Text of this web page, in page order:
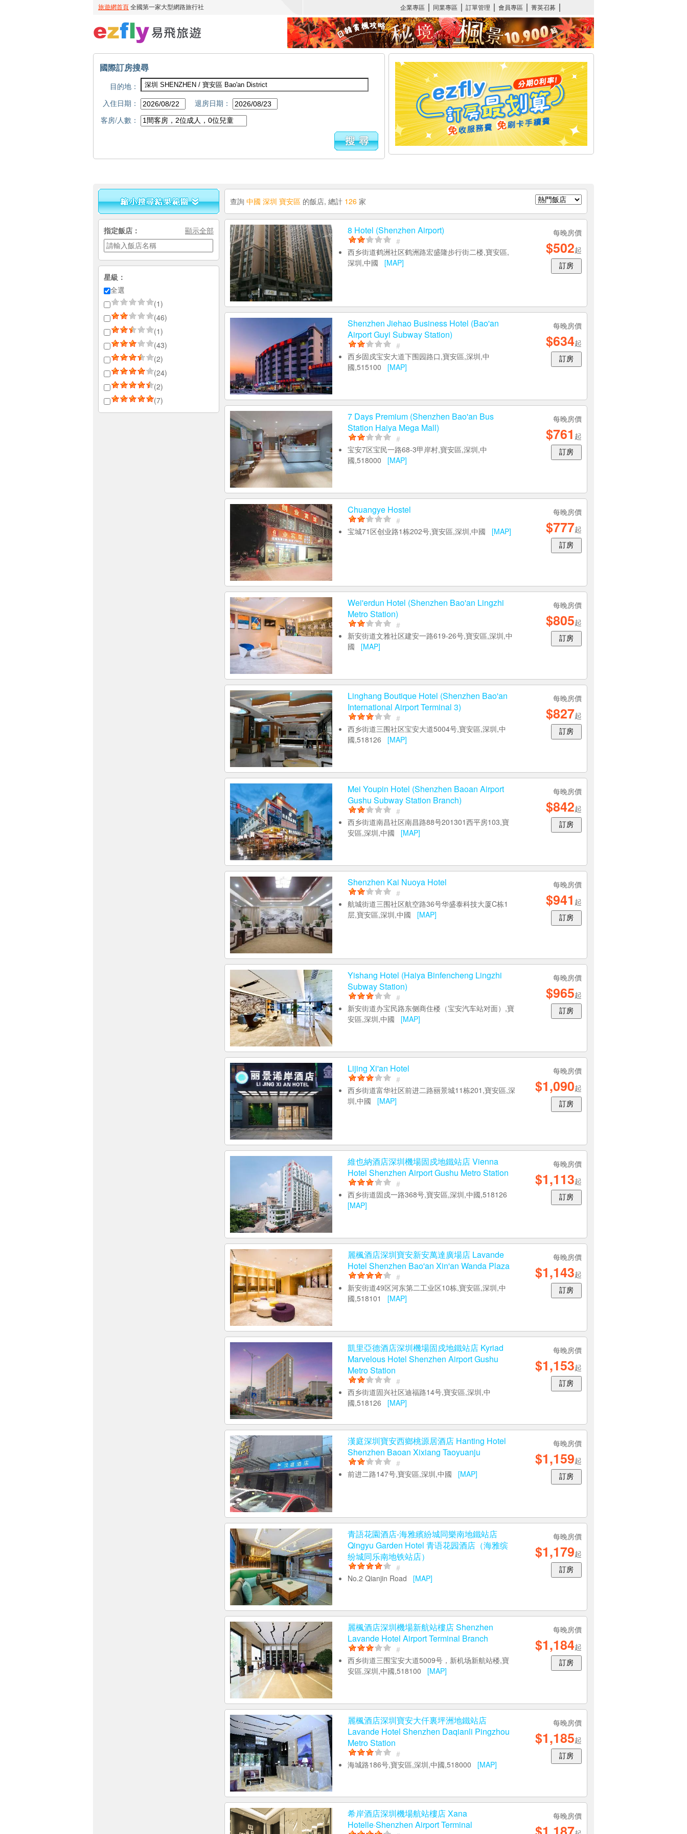
國際訂房搜尋
目的地：
入住日期：
退房日期：
客房/人數：
指定飯店： 顯示全部
星級：
全選
(1)
(46)
(1)
(43)
(2)
(24)
(2)
(7)
查詢 中國 深圳 寶安區 的飯店, 總計 126 家
每晚房價
$502起
訂房
8 Hotel (Shenzhen Airport)
#
西乡街道鹤洲社区鹤洲路宏盛隆步行街二楼,寶安區,
深圳,中國 [MAP]
每晚房價
$634起
訂房
Shenzhen Jiehao Business Hotel (Bao'an
Airport Guyi Subway Station)
#
西乡固戍宝安大道下围园路口,寶安區,深圳,中
國,515100 [MAP]
每晚房價
$761 起
訂房
7 Days Premium (Shenzhen Bao'an Bus
Station Haiya Mega Mall)
#
宝安7区宝民一路68-3甲岸村,寶安區,深圳,中
國,518000 [MAP]
每晚房價
$777起
訂房
Chuangye Hostel
#
宝城71区创业路1栋202号,寶安區,深圳,中國 [MAP]
每晚房價
$805起
訂房
Wei'erdun Hotel (Shenzhen Bao'an Lingzhi
Metro Station)
#
新安街道文雅社区建安一路619-26号,寶安區,深圳,中
國 [MAP]
每晚房價
$822起
訂房
Xing Hang Heng Yue Hotel (Shenzhen Airport
Terminal T3)
#
航城街道三围社区航空路22号,寶安區,深圳,中國
[MAP]
每晚房價
$827起
訂房
Linghang Boutique Hotel (Shenzhen Bao'an
International Airport Terminal 3)
#
西乡街道三围社区宝安大道5004号,寶安區,深圳,中
國,518126[MAP]
每晚房價
$842 起
訂房
Mei Youpin Hotel (Shenzhen Baoan Airport
Gushu Subway Station Branch)
#
西乡街道南昌社区南昌路88号201301西平房103,寶
每晚房價
$941起
訂房
Shenzhen Kai Nuoya Hotel
#
航城街道三围社区航空路36号华盛泰科技大厦C栋1
层,寶安區,深圳,中國[MAP]
每晚房價
$965起
訂房
Yishang Hotel (Haiya Binfencheng Lingzhi
Subway Station)
#
新安街道办宝民路东侧商住楼（宝安汽车站对面）,寶
每晚房價
$1,090起
訂房
Lijing Xi'an Hotel
#
西乡街道富华社区前进二路丽景城11栋201,寶安區,深
圳,中國[MAP]
每晚房價
$1,113起
訂房
維也納酒店深圳機場固戍地鐵站店 Vienna
Hotel Shenzhen Airport Gushu Metro Station
#
西乡街道固戍一路368号,寶安區,深圳,中國,518126
[MAP]
每晚房價
$1,143起
訂房
麗楓酒店深圳寶安新安萬達廣場店 Lavande
Hotel Shenzhen Bao'an Xin'an Wanda Plaza
新安街道49区河东第二工业区10栋,寶安區,深圳,中
國,518101[MAP]
每晚房價
$1,153起
訂房
凱里亞德酒店深圳機場固戍地鐵站店 Kyriad
Marvelous Hotel Shenzhen Airport Gushu
Metro Station
#
每晚房價
$1,159起
訂房
漢庭深圳寶安西鄉桃源居酒店 Hanting Hotel
Shenzhen Baoan Xixiang Taoyuanju
#
前进二路147号,寶安區,深圳,中國
每晚房價
$1,179起
訂房
青語花園酒店-海雅繽紛城同樂南地鐵站店
Qingyu Garden Hotel 青语花园酒店（海雅缤
纷城同乐南地铁站店）
#
No.2 Qianjin Road[MAP]
每晚房價
$1,184起
訂房
麗楓酒店深圳機場新航站樓店 Shenzhen
Lavande Hotel Airport Terminal Branch
西乡街道三围宝安大道5009号，新机场新航站楼,寶
安區,深圳,中國,518100[MAP]
每晚房價
麗楓酒店深圳寶安大仟裏坪洲地鐵站店
Lavande Hotel Shenzhen Daqianli Pingzhou